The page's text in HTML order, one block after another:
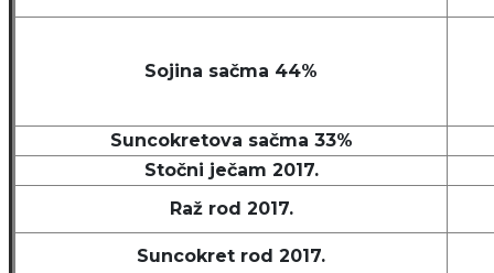
Sojina sačma 44%
Suncokretova sačma 33%
Stočni ječam 2017.
Raž rod 2017.
Suncokret rod 2017.